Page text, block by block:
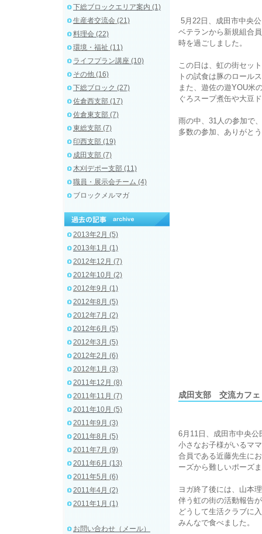
5月22日、成田市中央
ベテランから新規組合
時を過ごしました。
この日は、虹の街セッ
トの試食は豚のロール
また、遊佐の遊YOU米
ぐろスープ煮缶や大豆
雨の中、31人の参加で
多数の参加、ありがと
成田支部 交流カフェ
6月11日、成田市中央
小さなお子様がいるマ
合員である近藤先生に
ーズから難しいポーズ
ヨガ終了後には、山本
伴う虹の街の活動報告
どうして生活クラブに
みんなで食べました。
下総ブロックエリア案内 (1)
生産者交流会 (21)
料理会 (22)
環境・福祉 (11)
ライフプラン講座 (10)
その他 (16)
下総ブロック (27)
佐倉西支部 (17)
佐倉東支部 (7)
東総支部 (7)
印西支部 (19)
成田支部 (7)
木刈デポー支部 (11)
職員・展示会チーム (4)
ブロックメルマガ
2013年2月 (5)
2013年1月 (1)
2012年12月 (7)
2012年10月 (2)
2012年9月 (1)
2012年8月 (5)
2012年7月 (2)
2012年6月 (5)
2012年3月 (5)
2012年2月 (6)
2012年1月 (3)
2011年12月 (8)
2011年11月 (7)
2011年10月 (5)
2011年9月 (3)
2011年8月 (5)
2011年7月 (9)
2011年6月 (13)
2011年5月 (6)
2011年4月 (2)
2011年1月 (1)
お問い合わせ（メール）